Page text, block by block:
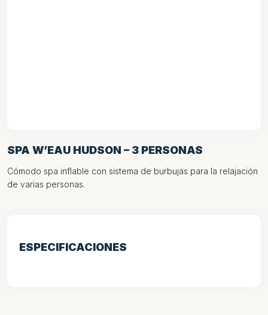
SPA W’EAU HUDSON – 3 PERSONAS
Cómodo spa inflable con sistema de burbujas para la relajación
de varias personas.
ESPECIFICACIONES